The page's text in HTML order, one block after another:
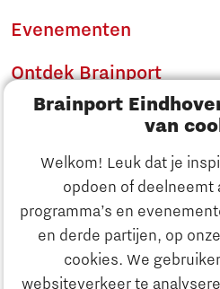
Brainport
van
Welkom! Leuk dat je
opdoen of deelneemt
programma’s en
en derde partijen, op
cookies. We
websiteverkeer te
Ontdek Brainport
Evenementen
Ontdek Brainport
Innovatie
Ondernemen
Onderwijs
Maatschappelijk